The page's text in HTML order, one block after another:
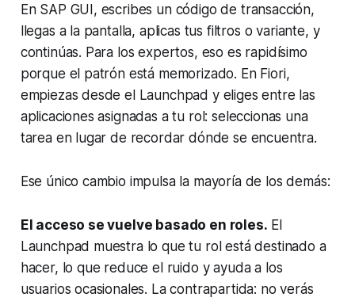
En SAP GUI, escribes un código de transacción,
llegas a la pantalla, aplicas tus filtros o variante, y
continúas. Para los expertos, eso es rapidísimo
porque el patrón está memorizado. En Fiori,
empiezas desde el Launchpad y eliges entre las
aplicaciones asignadas a tu rol: seleccionas una
tarea en lugar de recordar dónde se encuentra.
Ese único cambio impulsa la mayoría de los demás:
El acceso se vuelve basado en roles. El
Launchpad muestra lo que tu rol está destinado a
hacer, lo que reduce el ruido y ayuda a los
usuarios ocasionales. La contrapartida: no verás